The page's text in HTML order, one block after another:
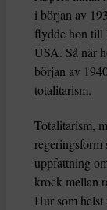
i början av
flydde hon till
USA. Så när
början av
totalitarism.
Totalitarism,
uppfattning
krock mellan
Hur som helst